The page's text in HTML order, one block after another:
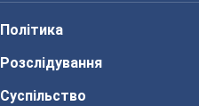
Політика
Розслідування
Суспільство